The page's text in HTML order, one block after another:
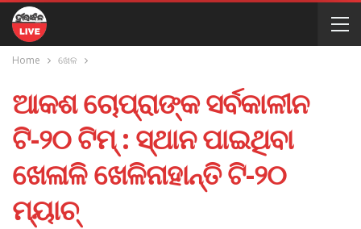
Home ଖେଳ
ଆକଶ ଚୋପ୍ରାଙ୍କ ସର୍ବକାଳୀନ
ଟି-୨୦ ଟିମ୍ : ସ୍ଥାନ ପାଇଥିବା
ଖେଳାଳି ଖେଳିନାହାନ୍ତି ଟି-୨୦
ମ୍ୟାଚ୍‌